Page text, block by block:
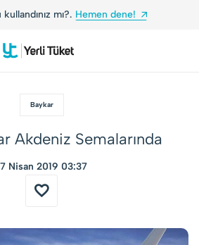
mı?.Hemen dene!
Baykar
Akdeniz Semalarında
Nisan 2019 03:37